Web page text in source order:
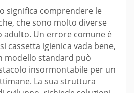
significa comprendere le
che sono molto diverse
adulto. Un errore comune è
cassetta igienica vada bene,
modello standard può
insormontabile per un
La sua struttura